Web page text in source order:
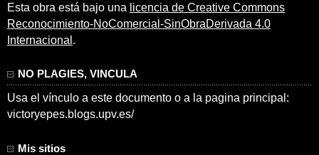
Esta obra está bajo una licencia de Creative Commons
Reconocimiento-NoComercial-SinObraDerivada 4.0
Internacional .
NO PLAGIES, VINCULA
Usa el vínculo a este documento o a la pagina principal:
victoryepes.blogs.upv.es/
Mis sitios